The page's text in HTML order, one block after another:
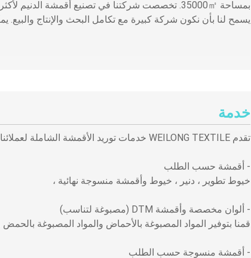
يسمح لنا بأن نكون شركة كبيرة مع تكامل البحث والإنتاج والبيع. يمكن أن
خدمة
تقدم WEILONG TEXTILE خدمات توريد الأقمشة الشاملة لعملائنا ،
- أقمشة حسب الطلب
خيوط تطوير ، دنير ، خيوط وأقمشة منسوجة نهائية ،
- ألوان مخصصة وأقمشة DTM (مصبوغة لتناسب)
قمنا بتوفير المواد المصبوغة بالأحماض والمواد المصبوغة بالحمض
- أقمشة منسوجة حسب الطلب